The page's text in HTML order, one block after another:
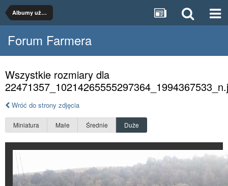
Albumy użytkowników
Forum Farmera
Wszystkie rozmiary dla
Wróć do strony zdjęcia
Miniatura Małe Średnie Duże